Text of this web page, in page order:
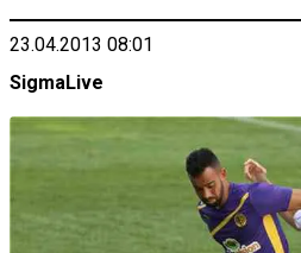
23.04.2013 08:01
SigmaLive